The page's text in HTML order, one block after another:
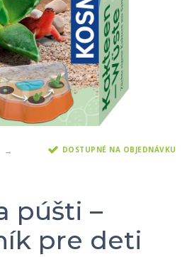
DOSTUPNÉ NA OBJEDNÁVKU
púšti –
pre deti